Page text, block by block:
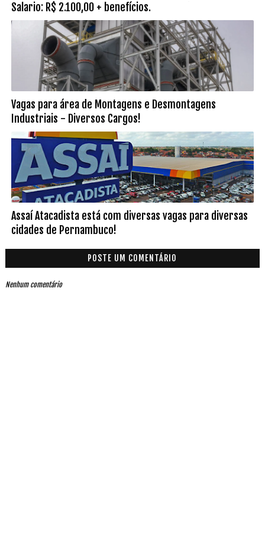
Salario: R$ 2.100,00 + benefícios.
Vagas para área de Montagens e Desmontagens
Industriais - Diversos Cargos!
Assaí Atacadista está com diversas vagas para diversas
cidades de Pernambuco!
POSTE UM COMENTÁRIO
Nenhum comentário